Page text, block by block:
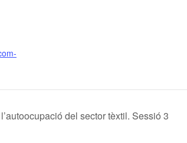
del sector tèxtil. Sessió 3